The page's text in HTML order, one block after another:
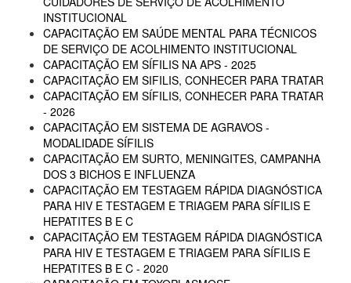
INSTITUCIONAL
CAPACITAÇÃO EM SAÚDE MENTAL PARA TÉCNICOS
DE SERVIÇO DE ACOLHIMENTO INSTITUCIONAL
CAPACITAÇÃO EM SÍFILIS NA APS - 2025
CAPACITAÇÃO EM SIFILIS, CONHECER PARA TRATAR
CAPACITAÇÃO EM SÍFILIS, CONHECER PARA TRATAR
- 2026
CAPACITAÇÃO EM SISTEMA DE AGRAVOS -
MODALIDADE SÍFILIS
CAPACITAÇÃO EM SURTO, MENINGITES, CAMPANHA
DOS 3 BICHOS E INFLUENZA
CAPACITAÇÃO EM TESTAGEM RÁPIDA DIAGNÓSTICA
PARA HIV E TESTAGEM E TRIAGEM PARA SÍFILIS E
HEPATITES B E C
CAPACITAÇÃO EM TESTAGEM RÁPIDA DIAGNÓSTICA
PARA HIV E TESTAGEM E TRIAGEM PARA SÍFILIS E
HEPATITES B E C - 2020